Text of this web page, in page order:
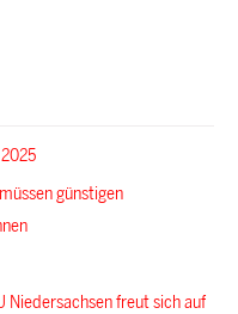
günstigen
Niedersachsen freut sich auf